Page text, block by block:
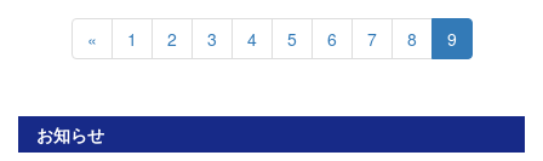
« 1 2 3 4 5 6 7 8 9
お知らせ